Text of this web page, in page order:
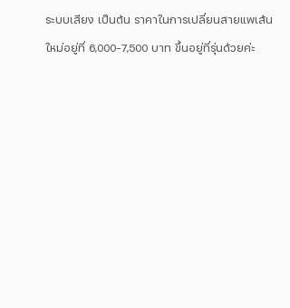
ระบบเสียง เป็นต้น ราคาในการเปลี่ยนสายแพเส้น
ใหม่อยู่ที่ 6,000-7,500 บาท ขึ้นอยู่ที่รุ่นด้วยค่ะ